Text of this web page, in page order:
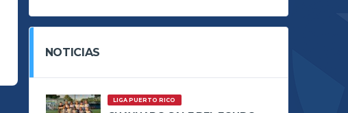
NOTICIAS
LIGA PUERTO RICO